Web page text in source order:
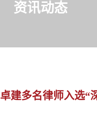
资讯动态
卓建多名律师入选“